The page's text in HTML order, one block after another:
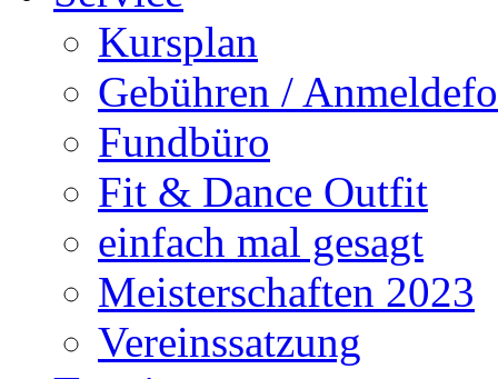
Kursplan
Gebühren /
Fundbüro
Fit & Dance Outfit
einfach mal gesagt
Meisterschaften 2023
Vereinssatzung